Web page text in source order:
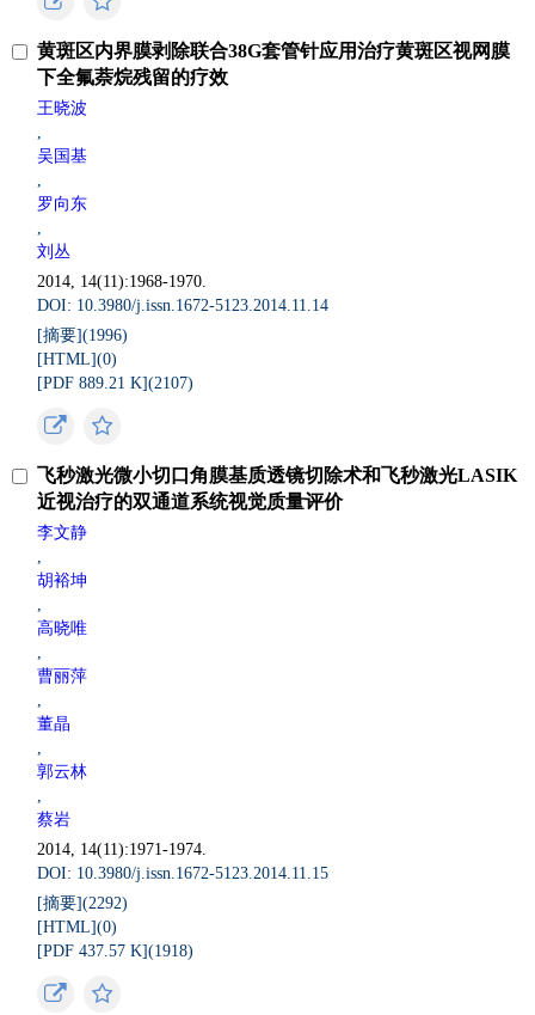
黄斑区内界膜剥除联合38G套管针应用治疗黄斑区视网膜
下全氟萘烷残留的疗效
王晓波
,
吴国基
,
罗向东
,
刘丛
2014, 14(11):1968-1970.
DOI: 10.3980/j.issn.1672-5123.2014.11.14
[摘要](1996)
[HTML](0)
[PDF 889.21 K](2107)
飞秒激光微小切口角膜基质透镜切除术和飞秒激光LASIK
近视治疗的双通道系统视觉质量评价
李文静
,
胡裕坤
,
高晓唯
,
曹丽萍
,
董晶
,
郭云林
,
蔡岩
2014, 14(11):1971-1974.
DOI: 10.3980/j.issn.1672-5123.2014.11.15
[摘要](2292)
[HTML](0)
[PDF 437.57 K](1918)